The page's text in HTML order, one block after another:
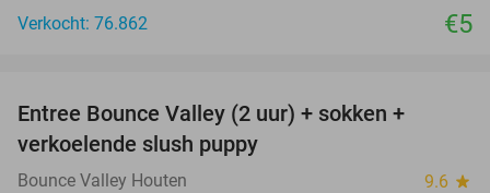
Verkocht: 76.862
€5
Entree Bounce Valley (2 uur) + sokken +
verkoelende slush puppy
Bounce Valley Houten 9.6 star